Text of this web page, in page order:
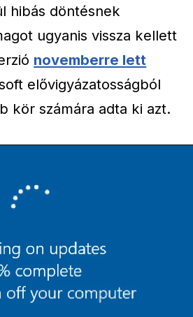
hibás döntésnek
ugyanis vissza kellett
novemberre lett
elővigyázatosságból
kör számára adta ki azt.